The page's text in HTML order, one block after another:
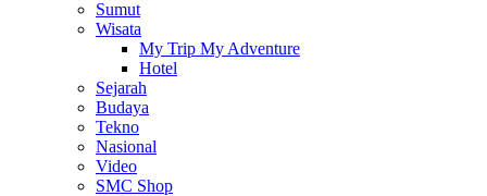
Sumut
Wisata
My Trip My Adventure
Hotel
Sejarah
Budaya
Tekno
Nasional
Video
SMC Shop